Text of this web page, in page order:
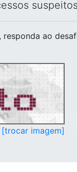
, responda ao
[trocar imagem]